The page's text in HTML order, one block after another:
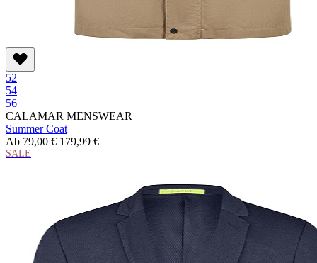
52
54
56
CALAMAR MENSWEAR
Summer Coat
Ab 79,00 € 179,99 €
SALE